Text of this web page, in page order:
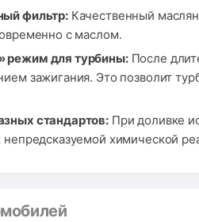
фильтр:Качественный
с маслом.
режим для турбины:После
зажигания. Это позволит
стандартов: При доливке
химической